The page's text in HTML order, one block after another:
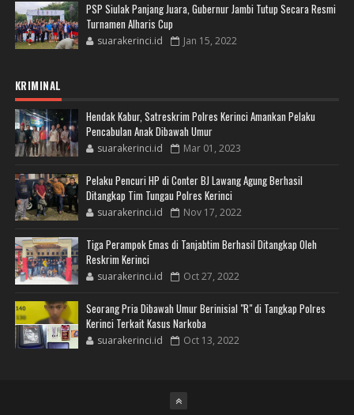
PSP Siulak Panjang Juara, Gubernur Jambi Tutup Secara Resmi
Turnamen Alharis Cup
suarakerinci.id Jan 15, 2022
KRIMINAL
Hendak Kabur, Satreskrim Polres Kerinci Amankan Pelaku
Pencabulan Anak Dibawah Umur
suarakerinci.id Mar 01, 2023
Pelaku Pencuri HP di Conter BJ Lawang Agung Berhasil
Ditangkap Tim Tungau Polres Kerinci
suarakerinci.id Nov 17, 2022
Tiga Perampok Emas di Tanjabtim Berhasil Ditangkap Oleh
Reskrim Kerinci
suarakerinci.id Oct 27, 2022
Seorang Pria Dibawah Umur Berinisial "R" di Tangkap Polres
Kerinci Terkait Kasus Narkoba
suarakerinci.id Oct 13, 2022